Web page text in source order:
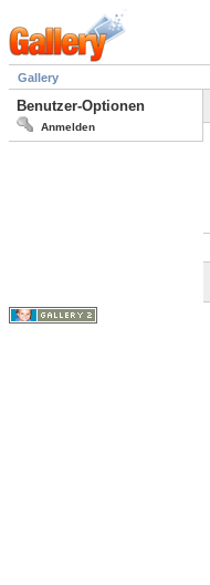
Gallery
Benutzer-Optionen
Anmelden